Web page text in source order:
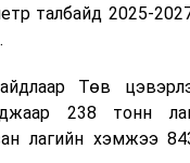
лекц,
сургалт,
нөхцөлд
хосолсон
талбайд 2025-
Төв
238 тонн
лагийн хэмжээ